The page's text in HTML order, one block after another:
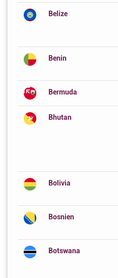
Belize
Benin
Bermuda
Bhutan
Bolivia
Bosnien
Botswana